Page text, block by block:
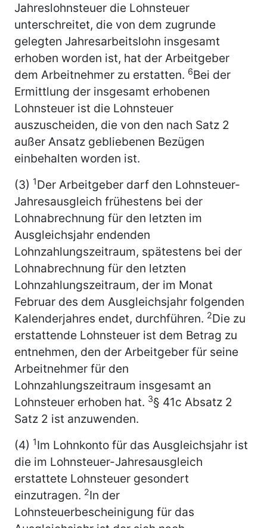
Jahreslohnsteuer die Lohnsteuer
unterschreitet, die von dem zugrunde
gelegten Jahresarbeitslohn insgesamt
erhoben worden ist, hat der Arbeitgeber
dem Arbeitnehmer zu erstatten. 6Bei der
Ermittlung der insgesamt erhobenen
Lohnsteuer ist die Lohnsteuer
auszuscheiden, die von den nach Satz 2
außer Ansatz gebliebenen Bezügen
einbehalten worden ist.
(3) 1Der Arbeitgeber darf den Lohnsteuer-
Jahresausgleich frühestens bei der
Lohnabrechnung für den letzten im
Ausgleichsjahr endenden
Lohnzahlungszeitraum, spätestens bei der
Lohnabrechnung für den letzten
Lohnzahlungszeitraum, der im Monat
Februar des dem Ausgleichsjahr folgenden
Kalenderjahres endet, durchführen. 2Die zu
erstattende Lohnsteuer ist dem Betrag zu
entnehmen, den der Arbeitgeber für seine
Arbeitnehmer für den
Lohnzahlungszeitraum insgesamt an
Lohnsteuer erhoben hat. 3§ 41c Absatz 2
Satz 2 ist anzuwenden.
(4) 1Im Lohnkonto für das Ausgleichsjahr ist
die im Lohnsteuer-Jahresausgleich
erstattete Lohnsteuer gesondert
einzutragen. 2In der
Lohnsteuerbescheinigung für das